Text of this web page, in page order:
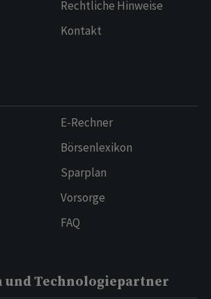
Rechtliche Hinweise
Kontakt
E-Rechner
Börsenlexikon
Sparplan
Vorsorge
FAQ
und Technologiepartner